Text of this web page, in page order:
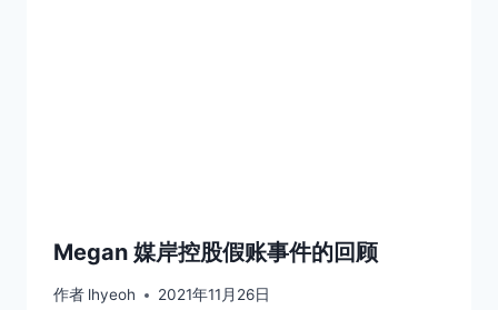
Megan 媒岸控股假账事件的回顾
作者 lhyeoh 2021年11月26日